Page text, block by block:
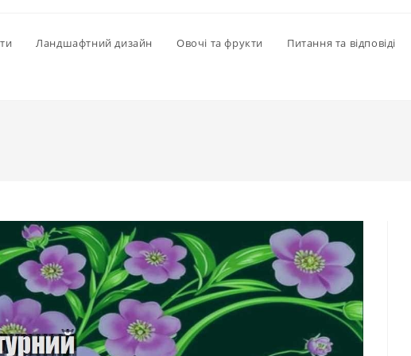
Ландшафтний дизайн Овочі та фрукти Питання та відповіді